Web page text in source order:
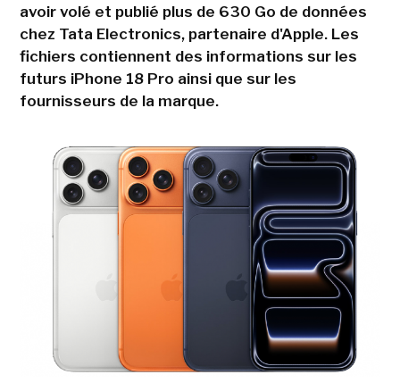
avoir volé et publié plus de 630 Go de données
chez Tata Electronics, partenaire d'Apple. Les
fichiers contiennent des informations sur les
futurs iPhone 18 Pro ainsi que sur les
fournisseurs de la marque.